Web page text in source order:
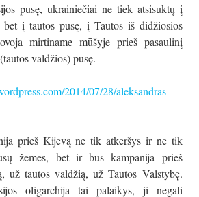
pusę, ukrainiečiai ne tiek atsisuktų į
į tautos pusę, į Tautos iš didžiosios
mirtiname mūšyje prieš pasaulinį
valdžios) pusę.
2014/07/28/aleksandras-
prieš Kijevą ne tik atkeršys ir ne tik
žemes, bet ir bus kampanija prieš
už tautos valdžią, už Tautos Valstybę.
oligarchija tai palaikys, ji negali